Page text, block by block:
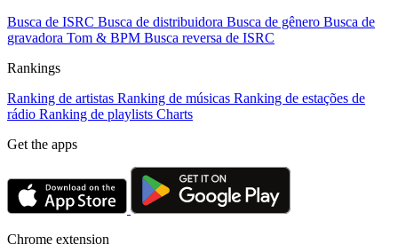
Busca de ISRC Busca de distribuidora Busca de gênero Busca de
gravadora Tom & BPM Busca reversa de ISRC
Rankings
Ranking de artistas Ranking de músicas Ranking de estações de
rádio Ranking de playlists Charts
Get the apps
Chrome extension